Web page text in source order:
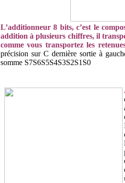
L’additionneur 8 bits, c’est le
addition à plusieurs chiffres, il
comme vous transportez les
précision sur C dernière sortie à
somme S7S6S5S4S3S2S1S0